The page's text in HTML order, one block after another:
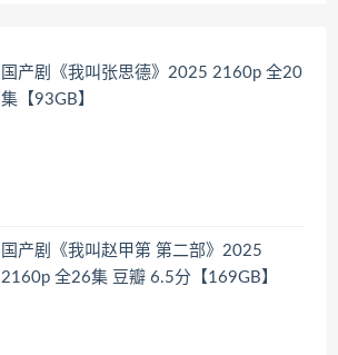
国产剧《我叫张思德》2025 2160p 全20
集【93GB】
国产剧《我叫赵甲第 第二部》2025
2160p 全26集 豆瓣 6.5分【169GB】